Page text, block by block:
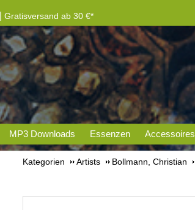
Gratisversand ab 30 €*
MP3 Downloads Essenzen Accessoires
Kategorien Artists Bollmann, Christian